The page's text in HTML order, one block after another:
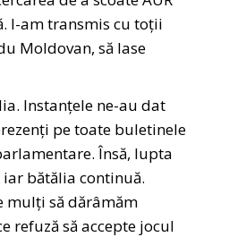
I-am transmis cu toții
Moldovan, să lase
Instanțele ne-au dat
pe toate buletinele
Însă, lupta
bătălia continuă.
mulți să dărâmăm
refuză să accepte jocul